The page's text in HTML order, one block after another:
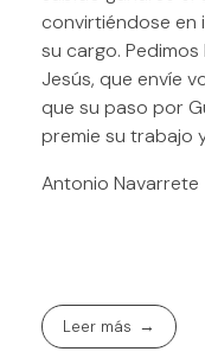
convirtiéndose en
su cargo.
Jesús, que envíe
que su paso por
premie su trabajo
Antonio Navarrete
Leer más